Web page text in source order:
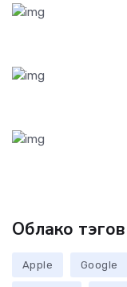
Облако тэгов
Apple Google